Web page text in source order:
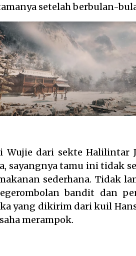
setelah berbulan-
Wujie dari sekte Halilintar
sayangnya tamu ini tidak
sederhana. Tidak
bandit dan
yang dikirim dari kuil
merampok.